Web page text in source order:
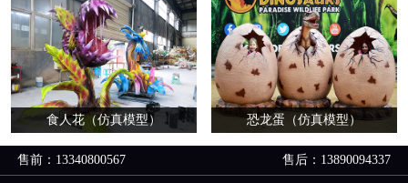
食人花（仿真模型） 恐龙蛋（仿真模型）
售前：13340800567 售后：13890094337